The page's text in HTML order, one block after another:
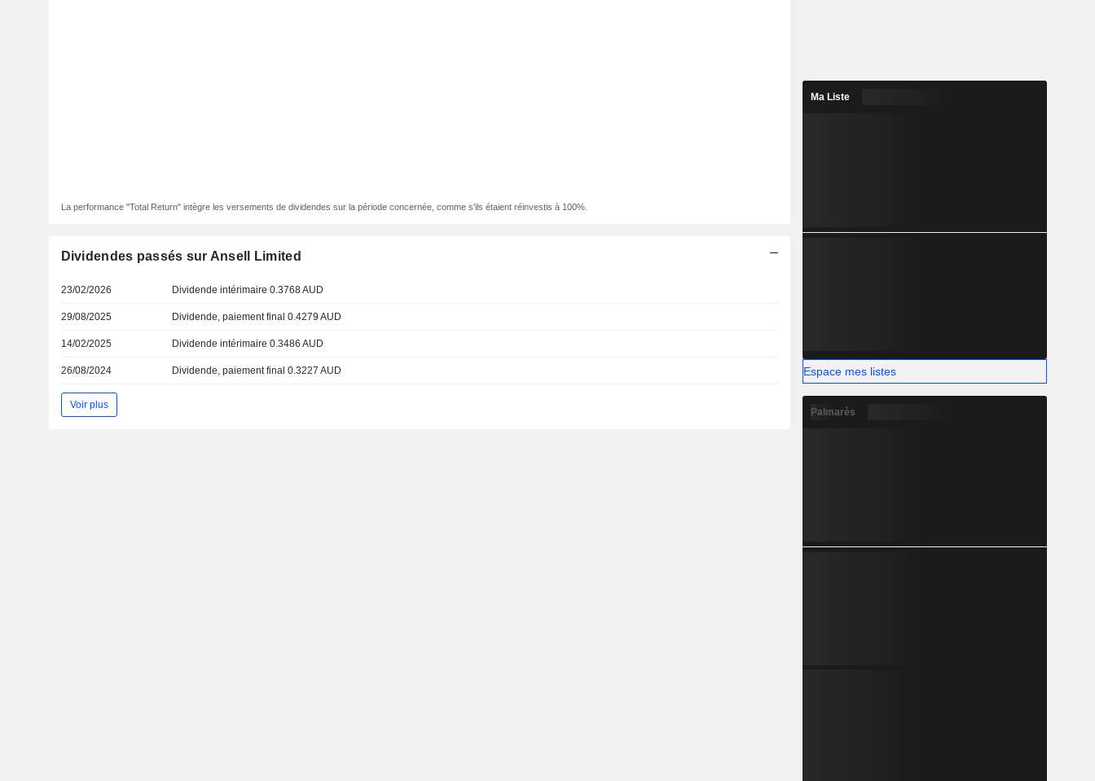
La performance "Total Return" intègre les versements de dividendes sur la période concernée, comme s'ils étaient réinvestis à 100%.
Dividendes passés sur Ansell Limited
23/02/2026 Dividende intérimaire 0.3768 AUD
29/08/2025 Dividende, paiement final 0.4279 AUD
14/02/2025 Dividende intérimaire 0.3486 AUD
26/08/2024 Dividende, paiement final 0.3227 AUD
Voir plus
Ma Liste
Espace mes listes
Palmarès